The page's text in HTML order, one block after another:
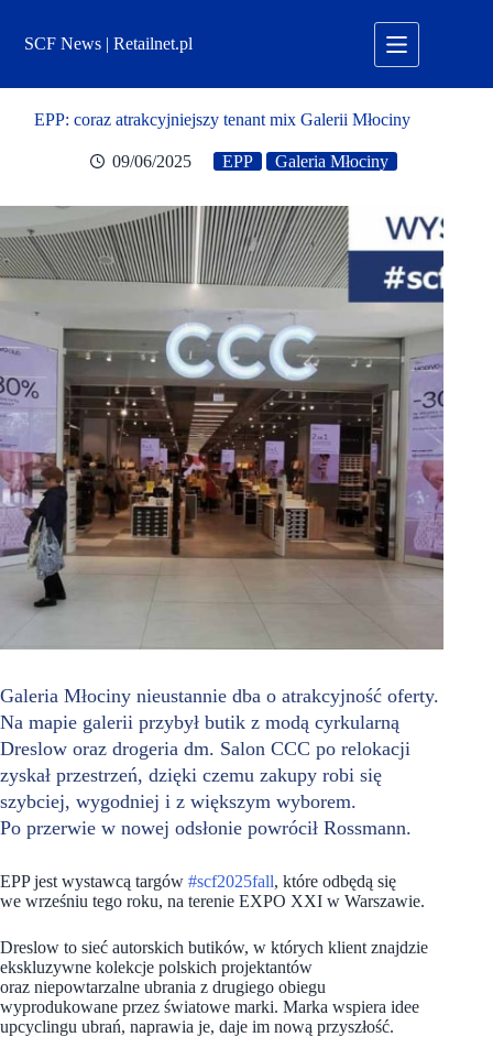
treściSCF News | Retailnet.pl
EPP: coraz atrakcyjniejszy tenant mix Galerii Młociny
09/06/2025 EPP Galeria Młociny
Galeria Młociny nieustannie dba o atrakcyjność oferty.
Na mapie galerii przybył butik z modą cyrkularną
Dreslow oraz drogeria dm. Salon CCC po relokacji
zyskał przestrzeń, dzięki czemu zakupy robi się
szybciej, wygodniej i z większym wyborem.
Po przerwie w nowej odsłonie powrócił Rossmann.
EPP jest wystawcą targów #scf2025fall, które odbędą się
we wrześniu tego roku, na terenie EXPO XXI w Warszawie.
Dreslow to sieć autorskich butików, w których klient znajdzie
ekskluzywne kolekcje polskich projektantów
oraz niepowtarzalne ubrania z drugiego obiegu
wyprodukowane przez światowe marki. Marka wspiera idee
upcyclingu ubrań, naprawia je, daje im nową przyszłość.